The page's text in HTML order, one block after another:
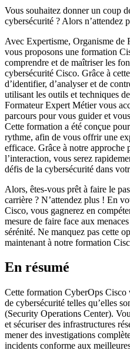
Vous souhaitez donner un coup
cybersécurité ? Alors n’attendez
Avec Expertisme, Organisme
vous proposons une formation
comprendre et de maîtriser les
cybersécurité Cisco. Grâce à
d’identifier, d’analyser et de
utilisant les outils et techniques
Formateur Expert Métier vous
parcours pour vous guider et
Cette formation a été conçue
rythme, afin de vous offrir une
efficace. Grâce à notre approche
l’interaction, vous serez
défis de la cybersécurité dans
Alors, êtes-vous prêt à faire le
carrière ? N’attendez plus ! En
Cisco, vous gagnerez en
mesure de faire face aux
sérénité. Ne manquez pas cette
maintenant à notre formation
En résumé
Cette formation CyberOps
de cybersécurité telles qu’elles
(Security Operations Center).
et sécuriser des infrastructures
mener des investigations
incidents conforme aux